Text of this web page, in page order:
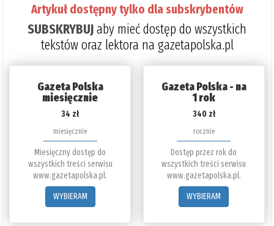
Artykuł dostępny tylko dla subskrybentów
SUBSKRYBUJaby mieć dostęp do wszystkich
tekstów oraz lektora na gazetapolska.pl
Gazeta Polska
miesięcznie
34 zł
miesięcznie
Miesięczny dostęp do
wszystkich treści serwisu
www.gazetapolska.pl.
WYBIERAM
Gazeta Polska - na
1 rok
340 zł
rocznie
Dostęp przez rok do
wszystkich treści serwisu
www.gazetapolska.pl.
WYBIERAM